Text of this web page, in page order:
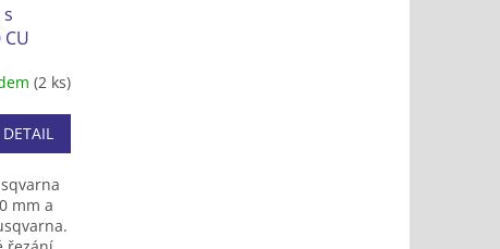
(2 ks)
DETAIL
mm a